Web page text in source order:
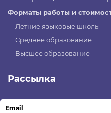
Форматы работы и
Летние языковые школы
Среднее образование
Высшее образование
Рассылка
Email